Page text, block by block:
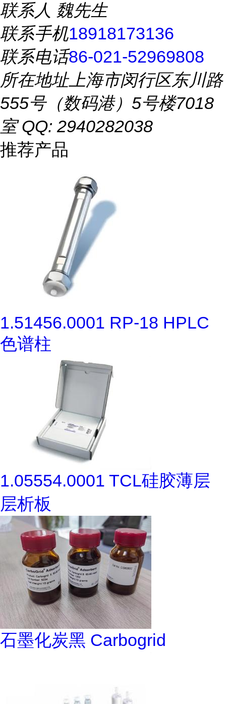
联系人 魏先生
联系手机18918173136
联系电话86-021-52969808
所在地址上海市闵行区东川路
555号（数码港）5号楼7018
室 QQ: 2940282038
推荐产品
1.51456.0001 RP-18 HPLC
色谱柱
1.05554.0001 TCL硅胶薄层
层析板
石墨化炭黑 Carbogrid